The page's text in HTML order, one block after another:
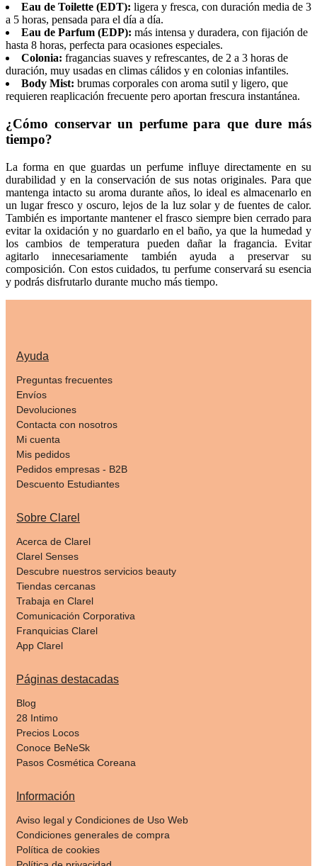
Eau de Toilette (EDT): ligera y fresca, con duración media de 3
a 5 horas, pensada para el día a día.
Eau de Parfum (EDP): más intensa y duradera, con fijación de
hasta 8 horas, perfecta para ocasiones especiales.
Colonia: fragancias suaves y refrescantes, de 2 a 3 horas de
duración, muy usadas en climas cálidos y en colonias infantiles.
Body Mist: brumas corporales con aroma sutil y ligero, que
requieren reaplicación frecuente pero aportan frescura instantánea.
¿Cómo conservar un perfume para que dure más
tiempo?
La forma en que guardas un perfume influye directamente en su
durabilidad y en la conservación de sus notas originales. Para que
mantenga intacto su aroma durante años, lo ideal es almacenarlo en
un lugar fresco y oscuro, lejos de la luz solar y de fuentes de calor.
También es importante mantener el frasco siempre bien cerrado para
evitar la oxidación y no guardarlo en el baño, ya que la humedad y
los cambios de temperatura pueden dañar la fragancia. Evitar
agitarlo innecesariamente también ayuda a preservar su
composición. Con estos cuidados, tu perfume conservará su esencia
y podrás disfrutarlo durante mucho más tiempo.
Ayuda
Preguntas frecuentes
Envíos
Devoluciones
Contacta con nosotros
Mi cuenta
Mis pedidos
Pedidos empresas - B2B
Descuento Estudiantes
Sobre Clarel
Acerca de Clarel
Clarel Senses
Descubre nuestros servicios beauty
Tiendas cercanas
Trabaja en Clarel
Comunicación Corporativa
Franquicias Clarel
App Clarel
Páginas destacadas
Blog
28 Intimo
Precios Locos
Conoce BeNeSk
Pasos Cosmética Coreana
Información
Aviso legal y Condiciones de Uso Web
Condiciones generales de compra
Política de cookies